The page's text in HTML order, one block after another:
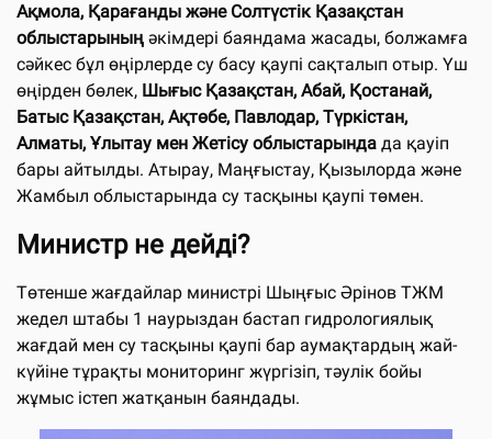
Ақмола, Қарағанды және Солтүстік Қазақстан
облыстарының әкімдері баяндама жасады, болжамға
сәйкес бұл өңірлерде су басу қаупі сақталып отыр. Үш
өңірден бөлек, Шығыс Қазақстан, Абай, Қостанай,
Батыс Қазақстан, Ақтөбе, Павлодар, Түркістан,
Алматы, Ұлытау мен Жетісу облыстарында да қауіп
бары айтылды. Атырау, Маңғыстау, Қызылорда және
Жамбыл облыстарында су тасқыны қаупі төмен.
Министр не дейді?
Төтенше жағдайлар министрі Шыңғыс Әрінов ТЖМ
жедел штабы 1 наурыздан бастап гидрологиялық
жағдай мен су тасқыны қаупі бар аумақтардың жай-
күйіне тұрақты мониторинг жүргізіп, тәулік бойы
жұмыс істеп жатқанын баяндады.